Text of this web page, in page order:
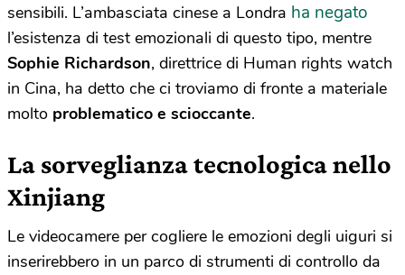
sensibili. L’ambasciata cinese a Londra ha negato
l’esistenza di test emozionali di questo tipo, mentre
Sophie Richardson, direttrice di Human rights watch
in Cina, ha detto che ci troviamo di fronte a materiale
molto problematico e scioccante.
La sorveglianza tecnologica nello
Xinjiang
Le videocamere per cogliere le emozioni degli uiguri si
inserirebbero in un parco di strumenti di controllo da